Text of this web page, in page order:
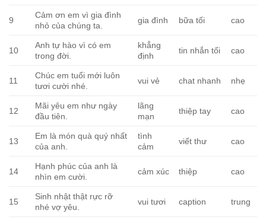
9
Cảm ơn em vì gia đình
nhỏ của chúng ta.
gia đình bữa tối cao
10
Anh tự hào vì có em
trong đời.
khẳng
định
tin nhắn tối cao
11
Chúc em tuổi mới luôn
tươi cười nhé.
vui vẻ chat nhanh nhẹ
12
Mãi yêu em như ngày
đầu tiên.
lãng
mạn
thiệp tay cao
13
Em là món quà quý nhất
của anh.
tình
cảm
viết thư cao
14
Hạnh phúc của anh là
nhìn em cười.
cảm xúc thiệp cao
15
Sinh nhật thật rực rỡ
nhé vợ yêu.
vui tươi caption trung